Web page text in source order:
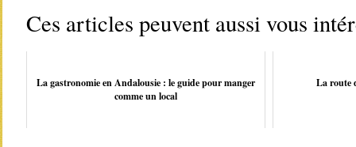
Ces articles peuvent aussi vous
La gastronomie en Andalousie : le guide pour manger
comme un local
La route